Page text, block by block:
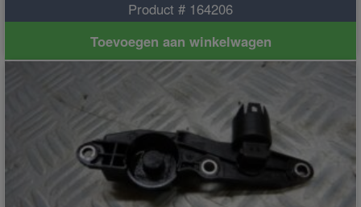
Product # 164206
Toevoegen aan winkelwagen